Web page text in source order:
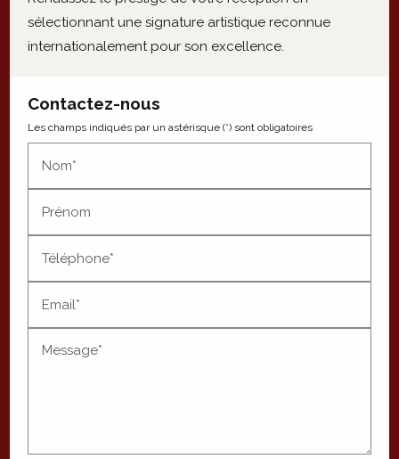
sélectionnant une signature artistique reconnue
internationalement pour son excellence.
Contactez-nous
Les champs indiqués par un astérisque (*) sont obligatoires
Nom*
Prénom
Téléphone*
Email*
Message*